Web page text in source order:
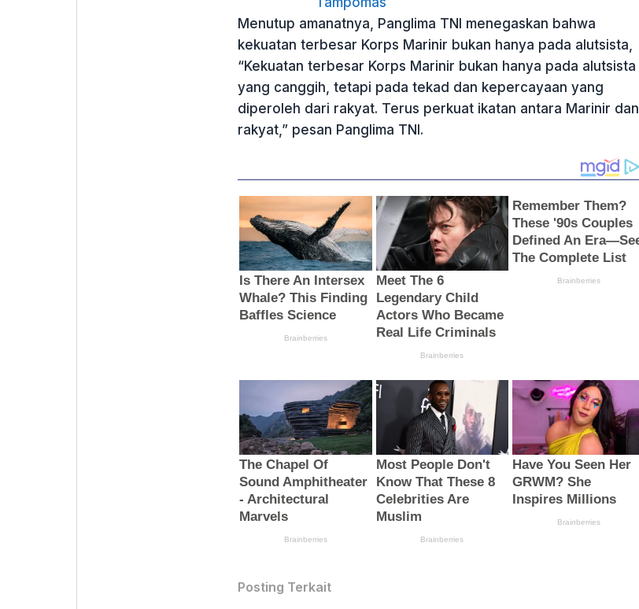
Menutup amanatnya, Panglima TNI menegaskan bahwa
kekuatan terbesar Korps Marinir bukan hanya pada alutsista,
“Kekuatan terbesar Korps Marinir bukan hanya pada alutsista
yang canggih, tetapi pada tekad dan kepercayaan yang
diperoleh dari rakyat. Terus perkuat ikatan antara Marinir dan
rakyat,” pesan Panglima TNI.
Posting Terkait